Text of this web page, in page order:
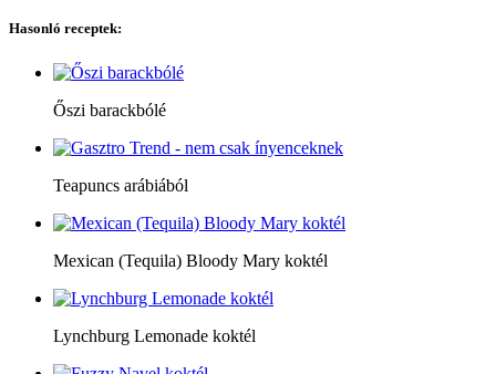
Hasonló receptek:
Őszi barackbólé
Teapuncs arábiából
Mexican (Tequila) Bloody Mary koktél
Lynchburg Lemonade koktél